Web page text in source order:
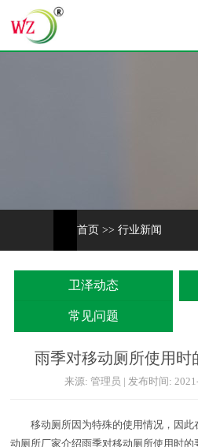
首页 >> 行业新闻
卫泽动态
常见问题
雨季对移动厕所使用时
来源: 管理员 | 发布时间:
移动厕所因为特殊的使用情况，因此
动厕所厂家介绍雨季对移动厕所使用时的